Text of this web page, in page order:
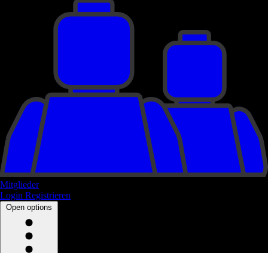
Mitglieder
Login Registrieren
Open options